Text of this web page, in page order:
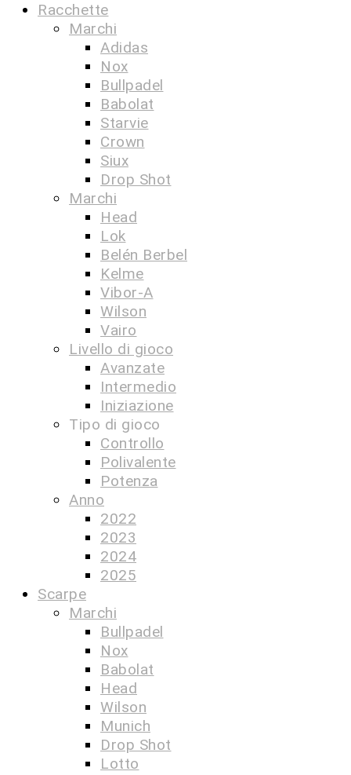
Racchette
Marchi
Adidas
Nox
Bullpadel
Babolat
Starvie
Crown
Siux
Drop Shot
Marchi
Head
Lok
Belén Berbel
Kelme
Vibor-A
Wilson
Vairo
Livello di gioco
Avanzate
Intermedio
Iniziazione
Tipo di gioco
Controllo
Polivalente
Potenza
Anno
2022
2023
2024
2025
Scarpe
Marchi
Bullpadel
Nox
Babolat
Head
Wilson
Munich
Drop Shot
Lotto